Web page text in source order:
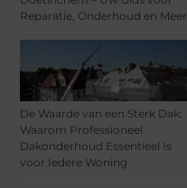
Reparatie, Onderhoud en Meer
De Waarde van een Sterk Dak:
Waarom Professioneel
Dakonderhoud Essentieel Is
voor Iedere Woning